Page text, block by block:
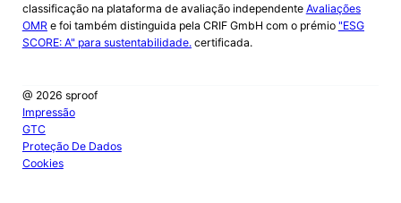
classificação na plataforma de avaliação independente Avaliações
OMRe foi também distinguida pela CRIF GmbH com o prémio "ESG
SCORE: A" para sustentabilidade.certificada.
@ 2026 sproof
Impressão
GTC
Proteção De Dados
Cookies